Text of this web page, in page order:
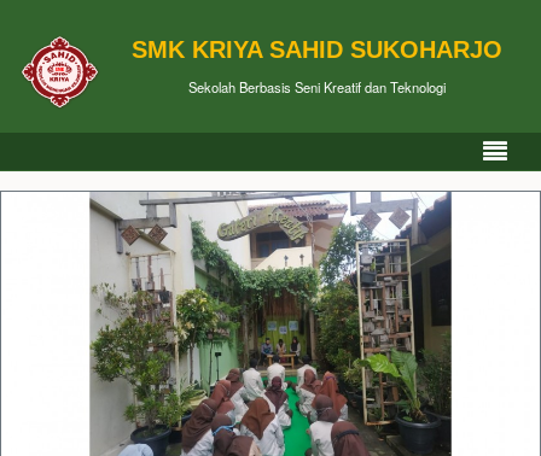
SMK KRIYA SAHID SUKOHARJO
Sekolah Berbasis Seni Kreatif dan Teknologi